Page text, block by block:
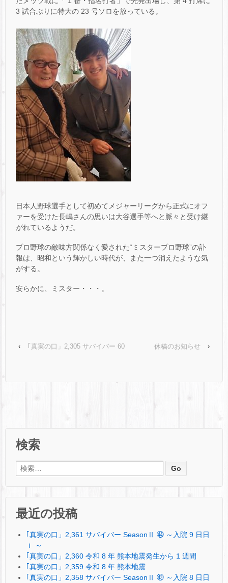
3 試合ぶりに特大の 23 号ソロを放っている。
日本人野球選手として初めてメジャーリーグから正式にオフ
ァーを受けた長嶋さんの思いは大谷選手等へと脈々と受け継
がれているようだ。
プロ野球の敵味方関係なく愛された“ミスタープロ野球”の訃
報は、昭和という輝かしい時代が、また一つ消えたような気
がする。
安らかに、ミスター・・・。
‹ ｢真実の口」2,305 サバイバー 60 休稿のお知らせ ›
検索
検索:
最近の投稿
｢真実の口」2,361 サバイバー SeasonⅡ ㊹ ～入院 9 日日
ⅰ ～
｢真実の口」2,360 令和 8 年 熊本地震発生から 1 週間
｢真実の口」2,359 令和 8 年 熊本地震
｢真実の口」2,358 サバイバー SeasonⅡ ㊸ ～入院 8 日日